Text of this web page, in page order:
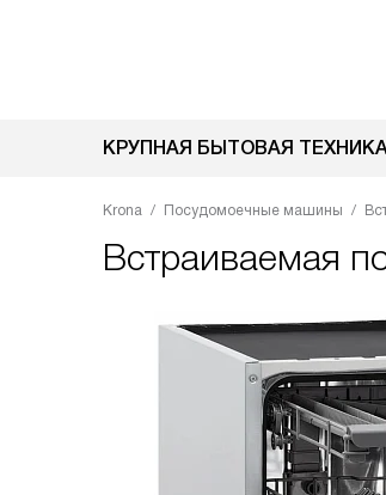
КРУПНАЯ БЫТОВАЯ
Krona Посудомоечные машины
Встраиваемая